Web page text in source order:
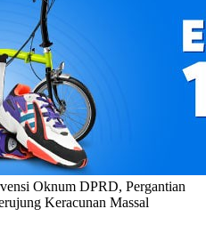
Oknum DPRD, Pergantian
Keracunan Massal